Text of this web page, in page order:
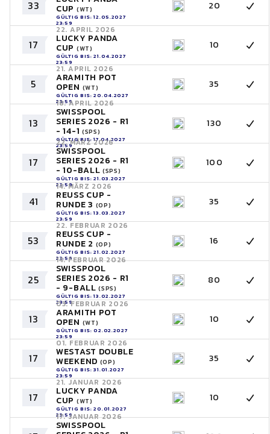
33 CUP (WT)
GÜLTIG BIS: 12.05.2027
23:59
20
17
22. APRIL 2026
LUCKY PANDA
CUP (WT)
GÜLTIG BIS: 21.04.2027
23:59
10
5
21. APRIL 2026
ARAMITH POT
OPEN (WT)
GÜLTIG BIS: 20.04.2027
23:59
35
13
18. APRIL 2026
SWISSPOOL
SERIES 2026 - R1
- 14-1 (SPS)
GÜLTIG BIS: 17.04.2027
23:59
130
17
22. MÄRZ 2026
SWISSPOOL
SERIES 2026 - R1
- 10-BALL (SPS)
GÜLTIG BIS: 21.03.2027
23:59
100
41
14. MÄRZ 2026
REUSS CUP -
RUNDE 3 (OP)
GÜLTIG BIS: 13.03.2027
23:59
35
53
22. FEBRUAR 2026
REUSS CUP -
RUNDE 2 (OP)
GÜLTIG BIS: 21.02.2027
23:59
16
25
14. FEBRUAR 2026
SWISSPOOL
SERIES 2026 - R1
- 9-BALL(SPS)
GÜLTIG BIS: 13.02.2027
23:59
80
13
03. FEBRUAR 2026
ARAMITH POT
OPEN (WT)
GÜLTIG BIS: 02.02.2027
23:59
10
17
01. FEBRUAR 2026
WESTAST DOUBLE
WEEKEND (OP)
GÜLTIG BIS: 31.01.2027
23:59
35
17
21. JANUAR 2026
LUCKY PANDA
CUP (WT)
GÜLTIG BIS: 20.01.2027
23:59
10
17. JANUAR 2026
SWISSPOOL